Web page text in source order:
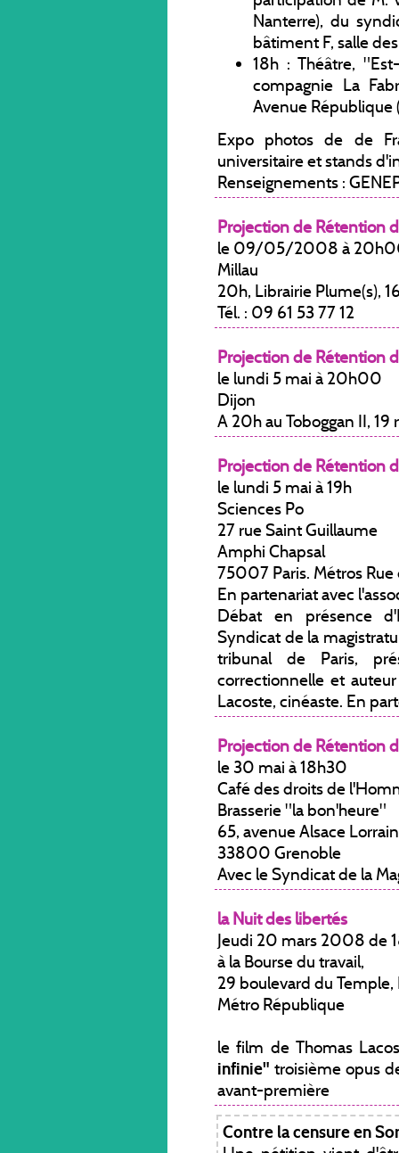
Nanterre), du
bâtiment F, salle
18h : Théâtre,
compagnie La
Avenue République
Expo photos de de
universitaire et stands
Renseignements :
Projection de Rétention
le 09/05/2008 à
Millau
20h, Librairie Plume(s),
Tél. : 09 61 53 77 12
Projection de Rétention
le lundi 5 mai à 20h00
Dijon
A 20h au Toboggan II,
Projection de Rétention
le lundi 5 mai à 19h
Sciences Po
27 rue Saint Guillaume
Amphi Chapsal
75007 Paris. Métros
En partenariat avec
Débat en présence
Syndicat de la
tribunal de Paris,
correctionnelle et
Lacoste, cinéaste. En
Projection de Rétention
le 30 mai à 18h30
Café des droits de
Brasserie "la bon'heure"
65, avenue Alsace
33800 Grenoble
Avec le Syndicat de la
la Nuit des libertés
Jeudi 20 mars 2008 de
à la Bourse du travail,
29 boulevard du Temple,
Métro République
le film de Thomas
infinie" troisième opus
avant-première
Contre la censure en